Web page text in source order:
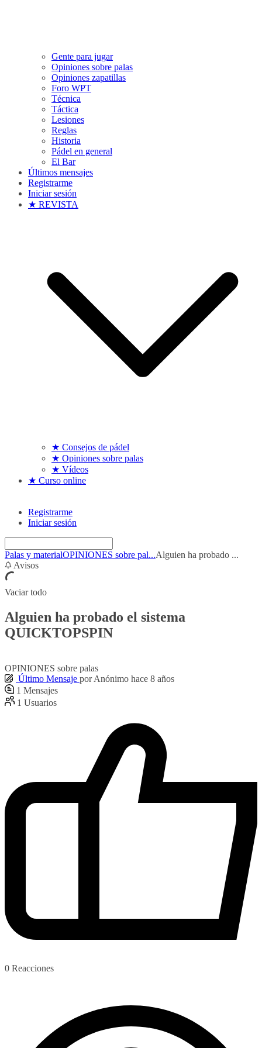
Gente para jugar
Opiniones sobre palas
Opiniones zapatillas
Foro WPT
Técnica
Táctica
Lesiones
Reglas
Historia
Pádel en general
El Bar
Últimos mensajes
Registrarme
Iniciar sesión
★ REVISTA
★ Consejos de pádel
★ Opiniones sobre palas
★ Vídeos
★ Curso online
Registrarme
Iniciar sesión
Palas y materialOPINIONES sobre pal...Alguien ha probado ...
Avisos
Vaciar todo
Alguien ha probado el sistema
QUICKTOPSPIN
OPINIONES sobre palas
Último Mensaje por Anónimo hace 8 años
1 Mensajes
1 Usuarios
0 Reacciones